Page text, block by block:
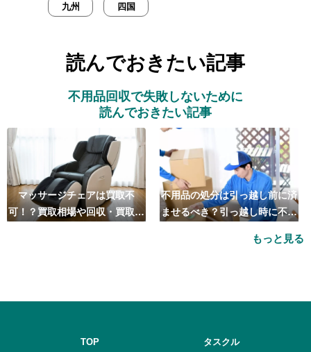
四国
九州
読んでおきたい記事
不用品回収で失敗しないために
読んでおきたい記事
マッサージチェアは買取不
可！？買取相場や回収・買取の
不用品の処分は引っ越し前に済
ませるべき？引っ越し時に不用
もっと見る
TOP タスクル